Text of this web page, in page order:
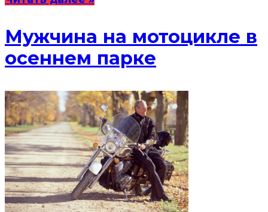
Мужчина на мотоцикле в
осеннем парке